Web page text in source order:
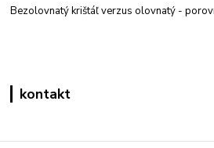
Bezolovnatý krištáľ verzus olovnatý -
kontakt